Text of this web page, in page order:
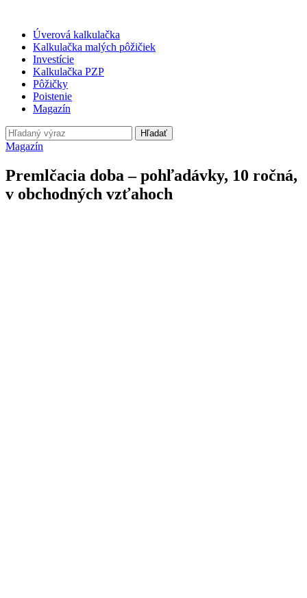
Úverová kalkulačka
Kalkulačka malých pôžičiek
Investície
Kalkulačka PZP
Pôžičky
Poistenie
Magazín
Hľadať
Magazín
Premlčacia doba – pohľadávky, 10 ročná,
v obchodných vzťahoch